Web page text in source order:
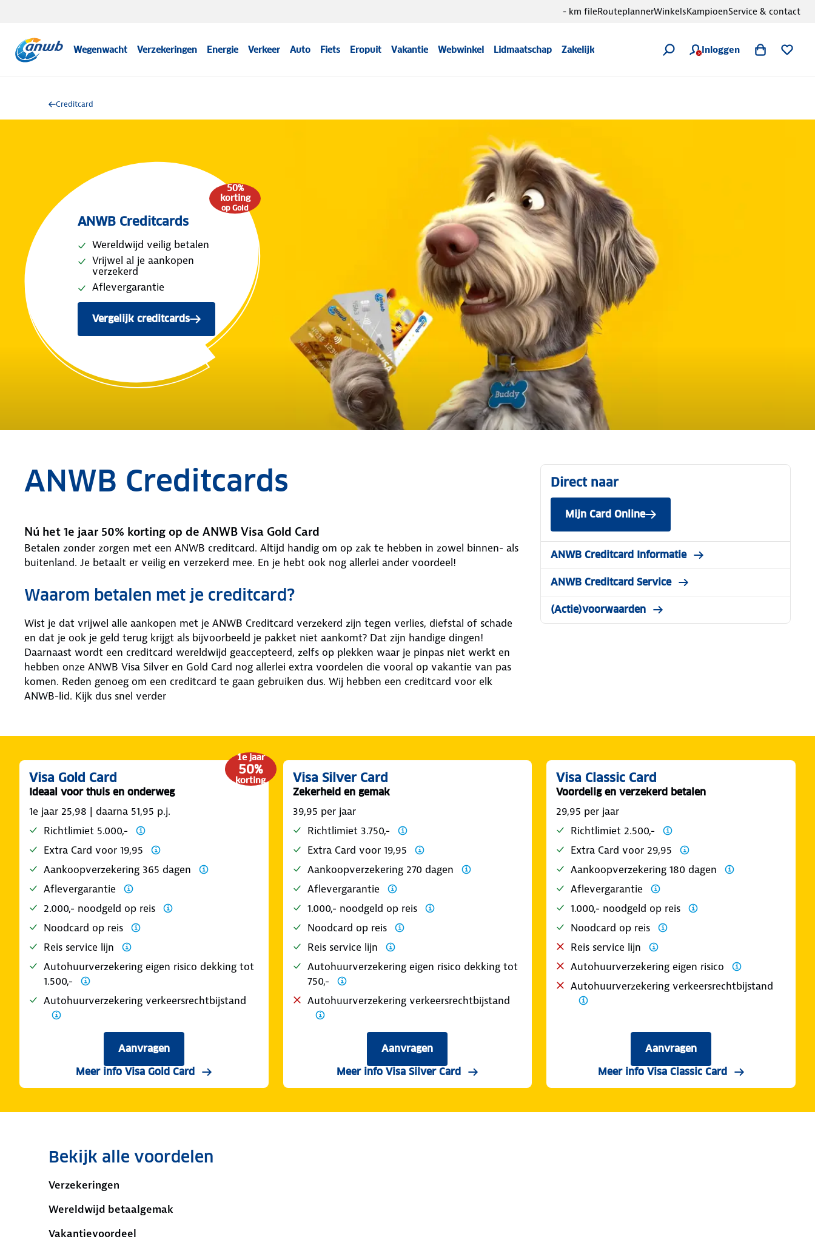
Wegenwacht Verzekeringen Energie Verkeer Auto Fiets Eropuit Vakantie Webwinkel Lidmaatschap Zakelijk Inloggen
- km fileRouteplannerWinkelsKampioenService & contact
Creditcard
50%
korting
op Gold
ANWB Creditcards
Wereldwijd veilig betalen
Vrijwel al je aankopen
verzekerd
Aflevergarantie
Vergelijk creditcards
ANWB Creditcards
Nú het 1e jaar 50% korting op de ANWB Visa Gold Card
Betalen zonder zorgen met een ANWB creditcard. Altijd handig om op zak te hebben in zowel binnen- als
buitenland. Je betaalt er veilig en verzekerd mee. En je hebt ook nog allerlei ander voordeel!
Waarom betalen met je creditcard?
Wist je dat vrijwel alle aankopen met je ANWB Creditcard verzekerd zijn tegen verlies, diefstal of schade
en dat je ook je geld terug krijgt als bijvoorbeeld je pakket niet aankomt? Dat zijn handige dingen!
Daarnaast wordt een creditcard wereldwijd geaccepteerd, zelfs op plekken waar je pinpas niet werkt en
hebben onze ANWB Visa Silver en Gold Card nog allerlei extra voordelen die vooral op vakantie van pas
komen. Reden genoeg om een creditcard te gaan gebruiken dus. Wij hebben een creditcard voor elk
ANWB-lid. Kijk dus snel verder
Direct naar
Mijn Card Online
ANWB Creditcard Informatie
ANWB Creditcard Service
(Actie)voorwaarden
1e jaar
50%
korting
Visa Gold Card
Ideaal voor thuis en onderweg
1e jaar 25,98 | daarna 51,95 p.j.
Richtlimiet 5.000,-
Extra Card voor 19,95
Aankoopverzekering 365 dagen
Aflevergarantie
2.000,- noodgeld op reis
Noodcard op reis
Reis service lijn
Autohuurverzekering eigen risico dekking tot
1.500,-
Autohuurverzekering verkeersrechtbijstand
Aanvragen
Meer info Visa Gold Card
Visa Silver Card
Zekerheid en gemak
39,95 per jaar
Richtlimiet 3.750,-
Extra Card voor 19,95
Aankoopverzekering 270 dagen
Aflevergarantie
1.000,- noodgeld op reis
Noodcard op reis
Reis service lijn
Autohuurverzekering eigen risico dekking tot
750,-
Autohuurverzekering verkeersrechtbijstand
Aanvragen
Meer info Visa Silver Card
Visa Classic Card
Voordelig en verzekerd betalen
29,95 per jaar
Richtlimiet 2.500,-
Extra Card voor 29,95
Aankoopverzekering 180 dagen
Aflevergarantie
1.000,- noodgeld op reis
Noodcard op reis
Reis service lijn
Autohuurverzekering eigen risico
Autohuurverzekering verkeersrechtbijstand
Aanvragen
Meer info Visa Classic Card
Bekijk alle voordelen
Verzekeringen
Wereldwijd betaalgemak
Vakantievoordeel